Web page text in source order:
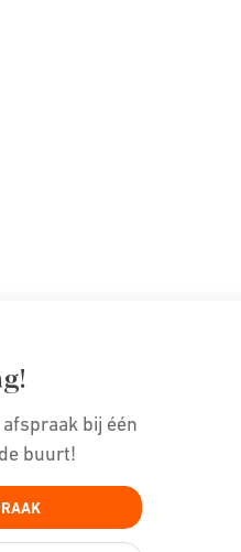
bij één
buurt!